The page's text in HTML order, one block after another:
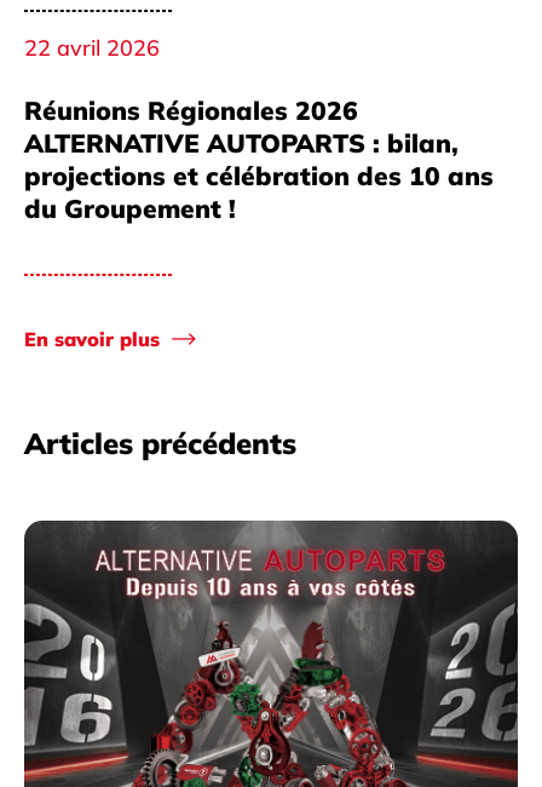
22 avril 2026
Réunions Régionales 2026
ALTERNATIVE AUTOPARTS : bilan,
projections et célébration des 10 ans
du Groupement !
En savoir plus
Articles précédents